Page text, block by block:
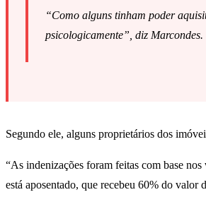
“Como alguns tinham poder
psicologicamente”, diz Marcondes.
Segundo ele, alguns proprietários dos
“As indenizações foram feitas com base
está aposentado, que recebeu 60% do valor